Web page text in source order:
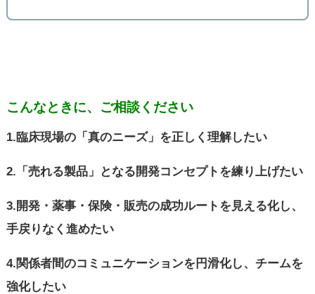
こんなときに、ご相談ください
1.臨床現場の「真のニーズ」を正しく理解したい
2.「売れる製品」となる開発コンセプトを練り上げたい
3.開発・薬事・保険・販売の成功ルートを見える化し、
手戻りなく進めたい
4.関係者間のコミュニケーションを円滑化し、チームを
強化したい